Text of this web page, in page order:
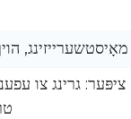
מאָיסטשערייזינג,
ציפּער: גרינג צו